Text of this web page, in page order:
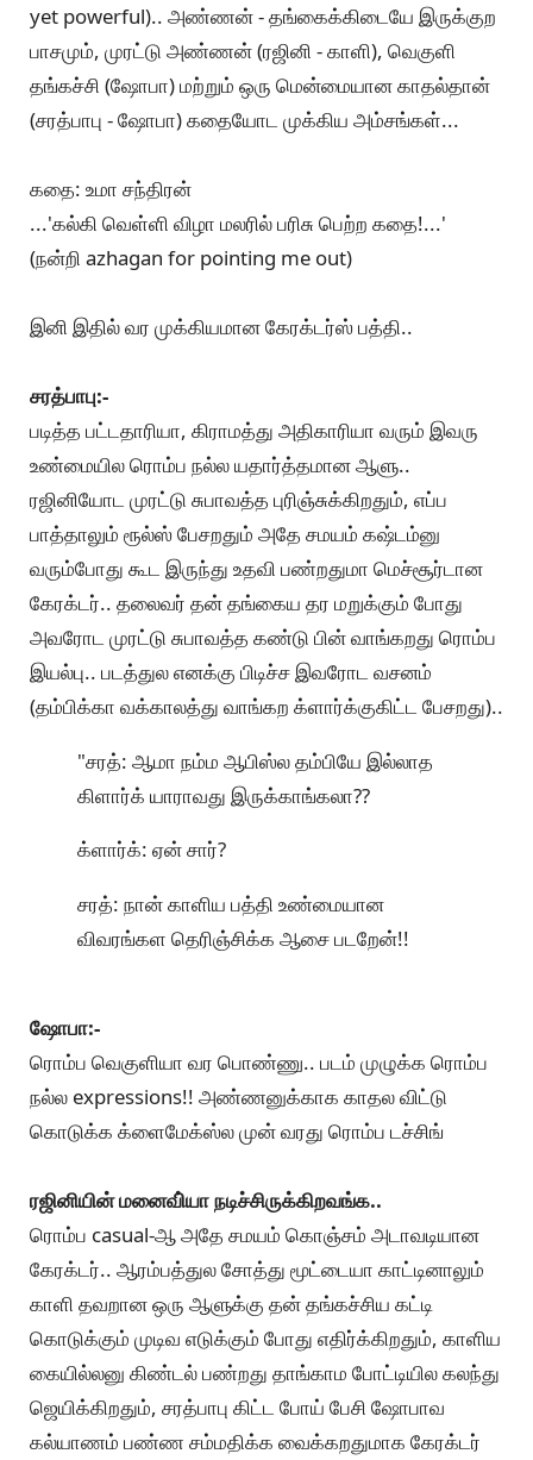
yet powerful).. அண்ணன் - தங்கைக்கிடையே இருக்குற
பாசமும், முரட்டு அண்ணன் (ரஜினி - காளி), வெகுளி
தங்கச்சி (ஷோபா) மற்றும் ஒரு மென்மையான காதல்தான்
(சரத்பாபு - ஷோபா) கதையோட முக்கிய அம்சங்கள்...
கதை: உமா சந்திரன்
...'கல்கி வெள்ளி விழா மலரில் பரிசு பெற்ற கதை!...'
(நன்றி azhagan for pointing me out)
இனி இதில் வர முக்கியமான கேரக்டர்ஸ் பத்தி..
சரத்பாபு:-
படித்த பட்டதாரியா, கிராமத்து அதிகாரியா வரும் இவரு
உண்மையில ரொம்ப நல்ல யதார்த்தமான ஆளு..
ரஜினியோட முரட்டு சுபாவத்த புரிஞ்சுக்கிறதும், எப்ப
பாத்தாலும் ரூல்ஸ் பேசறதும் அதே சமயம் கஷ்டம்னு
வரும்போது கூட இருந்து உதவி பண்றதுமா மெச்சூர்டான
கேரக்டர்.. தலைவர் தன் தங்கைய தர மறுக்கும் போது
அவரோட முரட்டு சுபாவத்த கண்டு பின் வாங்கறது ரொம்ப
இயல்பு.. படத்துல எனக்கு பிடிச்ச இவரோட வசனம்
(தம்பிக்கா வக்காலத்து வாங்கற க்ளார்க்குகிட்ட பேசறது)..
"சரத்: ஆமா நம்ம ஆபிஸ்ல தம்பியே இல்லாத
கிளார்க் யாராவது இருக்காங்கலா??
க்ளார்க்: ஏன் சார்?
சரத்: நான் காளிய பத்தி உண்மையான
விவரங்கள தெரிஞ்சிக்க ஆசை படறேன்!!
ஷோபா:-
ரொம்ப வெகுளியா வர பொண்ணு.. படம் முழுக்க ரொம்ப
நல்ல expressions!! அண்ணனுக்காக காதல விட்டு
கொடுக்க க்ளைமேக்ஸ்ல முன் வரது ரொம்ப டச்சிங்
ரஜினியின் மனைவி்யா நடிச்சிருக்கிறவங்க..
ரொம்ப casual-ஆ அதே சமயம் கொஞ்சம் அடாவடியான
கேரக்டர்.. ஆரம்பத்துல சோத்து மூட்டையா காட்டினாலும்
காளி தவறான ஒரு ஆளுக்கு தன் தங்கச்சிய கட்டி
கொடுக்கும் முடிவ எடுக்கும் போது எதிர்க்கிறதும், காளிய
கையில்லனு கிண்டல் பண்றது தாங்காம போட்டியில கலந்து
ஜெயிக்கிறதும், சரத்பாபு கிட்ட போய் பேசி ஷோபாவ
கல்யாணம் பண்ண சம்மதிக்க வைக்கறதுமாக கேரக்டர்